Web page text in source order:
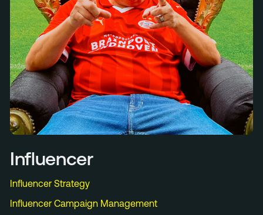
Influencer
Influencer Strategy
Influencer Campaign Management